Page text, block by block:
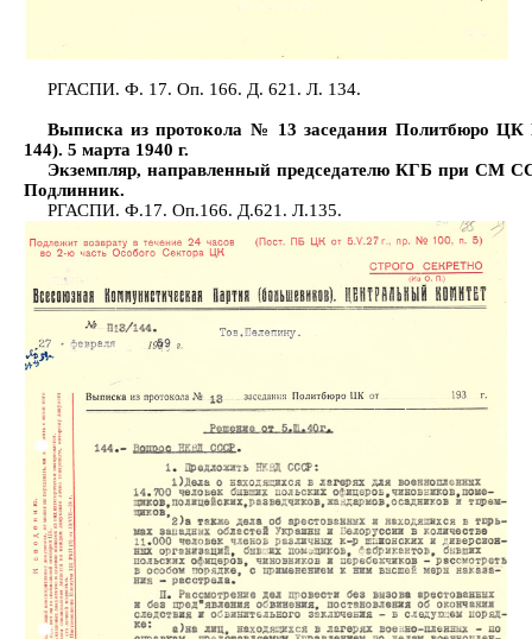
РГАСПИ. Ф. 17. Оп. 166. Д. 621. Л. 134.
Выписка из протокола № 13 заседания Политбюро
144). 5 марта 1940 г.
Экземпляр, направленный председателю КГБ при СМ
Подлинник.
РГАСПИ. Ф.17. Оп.166. Д.621. Л.135.